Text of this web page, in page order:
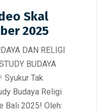
Skal
2025
DAN RELIGI
BUDAYA
Syukur Tak
Budaya Religi
Bali 2025! Oleh: